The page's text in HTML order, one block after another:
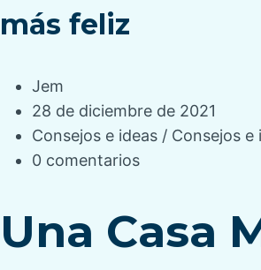
más feliz
A
u
t
o
e
Jem
P
u
b
c
28 de diciembre de 2021
C
a
g
Consejos e ideas / Consejos e
P
l
0 comentarios
Una Casa